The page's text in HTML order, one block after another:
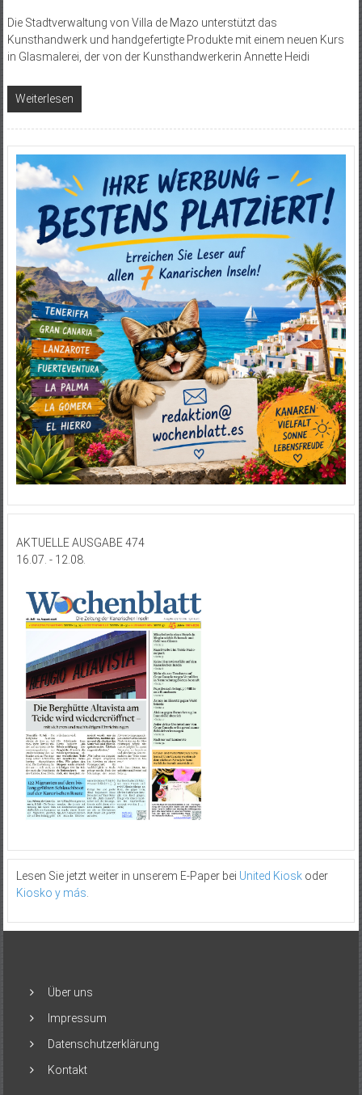
Die Stadtverwaltung von Villa de Mazo unterstützt das
Kunsthandwerk und handgefertigte Produkte mit einem neuen Kurs
in Glasmalerei, der von der Kunsthandwerkerin Annette Heidi
Weiterlesen
AKTUELLE AUSGABE 474
16.07. - 12.08.
Lesen Sie jetzt weiter in unserem E-Paper bei United Kioskoder
Kiosko y más
Über uns
Impressum
Datenschutzerklärung
Kontakt